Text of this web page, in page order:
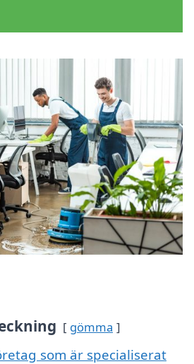
gömma
som är specialiserat